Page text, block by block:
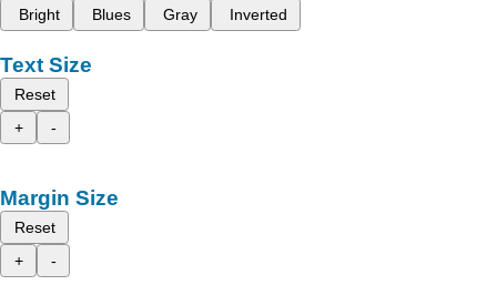
Bright
Blues Gray Inverted
Text Size
Reset
+
-
Margin Size
Reset
+
-